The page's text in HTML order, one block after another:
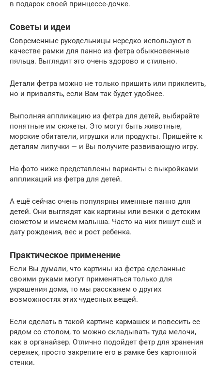
в подарок своей принцессе-дочке.
Советы и идеи
Современные рукодельницы нередко используют в
качестве рамки для панно из фетра обыкновенные
пяльца. Выглядит это очень здорово и стильно.
Детали фетра можно не только пришить или приклеить,
но и привалять, если Вам так будет удобнее.
Выполняя аппликацию из фетра для детей, выбирайте
понятные им сюжеты. Это могут быть животные,
морские обитатели, игрушки или продукты. Пришейте к
деталям липучки — и Вы получите развивающую игру.
На фото ниже представлены варианты с выкройками
аппликаций из фетра для детей.
А ещё сейчас очень популярны именные панно для
детей. Они выглядят как картины или венки с детским
сюжетом и именем малыша. Часто на них пишут ещё и
дату рождения, вес и рост ребенка.
Практическое применение
Если Вы думали, что картины из фетра сделанные
своими руками могут применяться только для
украшения дома, то мы расскажем о других
возможностях этих чудесных вещей.
Если сделать в такой картине кармашек и повесить ее
рядом со столом, то можно складывать туда мелочи,
как в органайзер. Отлично подойдет фетр для хранения
сережек, просто закрепите его в рамке без картонной
стенки.